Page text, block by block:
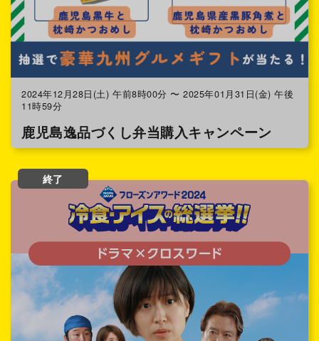
2024年12月28日(土) 午前8時00分 〜 2025年01月31日(金) 午後
11時59分
鹿児島逸品づくし弁当購入キャンペーン
終了